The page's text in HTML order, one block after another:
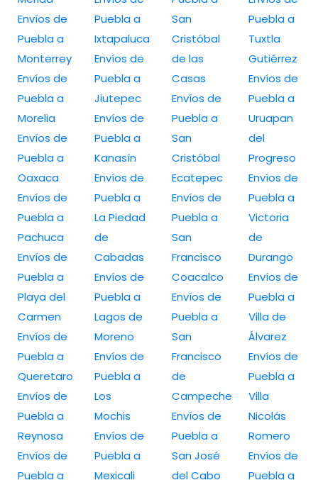
Envíos de
Puebla a
Monterrey
Envíos de
Puebla a
Morelia
Envíos de
Puebla a
Oaxaca
Envíos de
Puebla a
Pachuca
Envíos de
Puebla a
Playa del
Carmen
Envíos de
Puebla a
Queretaro
Envíos de
Puebla a
Reynosa
Envíos de
Puebla a
Puebla a
Ixtapaluca
Envíos de
Puebla a
Jiutepec
Envíos de
Puebla a
Kanasín
Envíos de
Puebla a
La Piedad
de
Cabadas
Envíos de
Puebla a
Lagos de
Moreno
Envíos de
Puebla a
Los
Mochis
Envíos de
Puebla a
Mexicali
San
Cristóbal
de las
Casas
Envíos de
Puebla a
San
Cristóbal
Ecatepec
Envíos de
Puebla a
San
Francisco
Coacalco
Envíos de
Puebla a
San
Francisco
de
Campeche
Envíos de
Puebla a
San José
del Cabo
Puebla a
Tuxtla
Gutiérrez
Envíos de
Puebla a
Uruapan
del
Progreso
Envíos de
Puebla a
Victoria
de
Durango
Envíos de
Puebla a
Villa de
Álvarez
Envíos de
Puebla a
Villa
Nicolás
Romero
Envíos de
Puebla a